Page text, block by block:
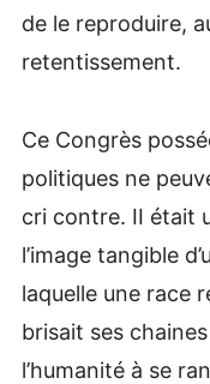
de le reproduire,
retentissement.
Ce Congrès
politiques ne
cri contre. II était
l’image tangible
laquelle une race
brisait ses
l’humanité à se